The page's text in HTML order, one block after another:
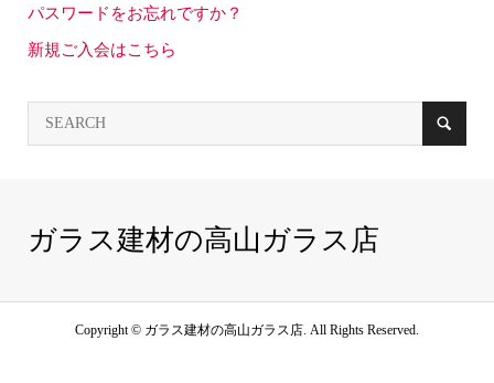
パスワードをお忘れですか？
新規ご入会はこちら
ガラス建材の高山ガラス店
Copyright © ガラス建材の高山ガラス店. All Rights Reserved.